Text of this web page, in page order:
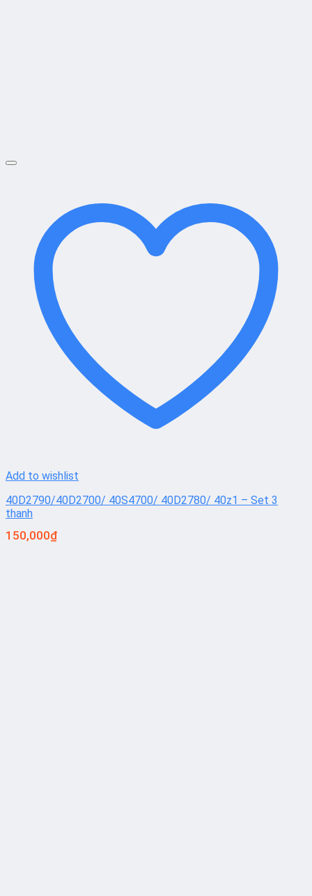
Add to wishlist
40D2790/40D2700/ 40S4700/ 40D2780/ 40z1 – Set 3
thanh
150,000₫